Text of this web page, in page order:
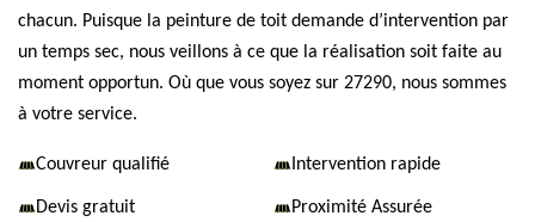
chacun. Puisque la peinture de toit demande d’intervention par
un temps sec, nous veillons à ce que la réalisation soit faite au
moment opportun. Où que vous soyez sur 27290, nous sommes
à votre service.
Couvreur qualifié Intervention rapide
Devis gratuit Proximité Assurée